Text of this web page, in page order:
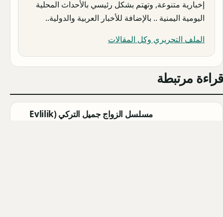
إخبارية متنوعة, وتهتم بشكل رئيسي بالأحداث المحلية
اليومية اليمنية .. بالإضافة للأخبار العربية والدولية..
الملف التحريري وكل المقالات
قراءة مرتبطة
مسلسل الزواج جميل التركي (Evlilik